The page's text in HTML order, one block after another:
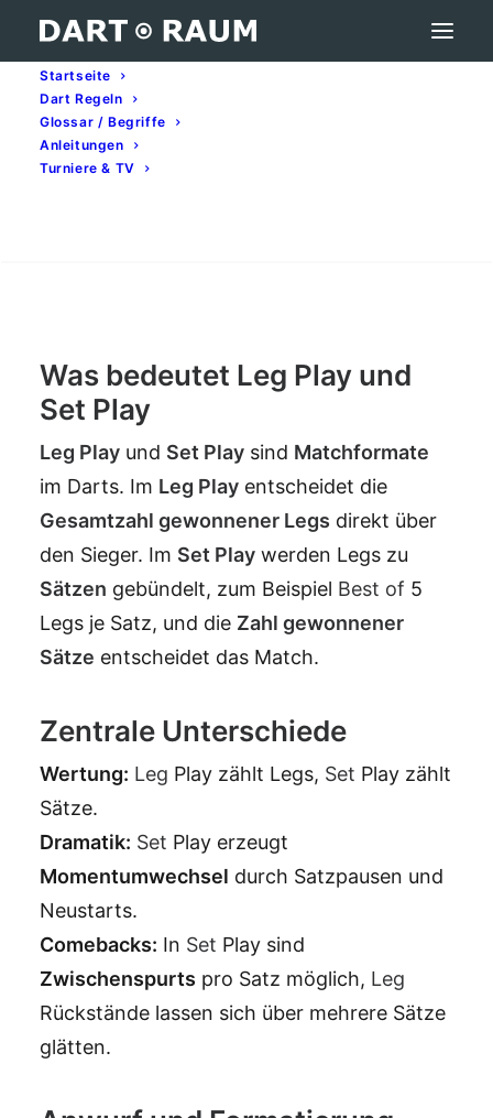
Startseite
Dart Regeln
Glossar / Begriffe
Anleitungen
Turniere & TV
Leg Play vs. Set Play – Darts-Begriff erklärt
Home
Darts-Glossar (A–Z): Begriffe & Bedeutung
Leg Play vs. Set Play – Darts-Begriff erklärt
Was bedeutet Leg Play und
Set Play
Leg Play und Set Play sind Matchformate
im Darts. Im Leg Play entscheidet die
Gesamtzahl gewonnener Legs direkt über
den Sieger. Im Set Play werden Legs zu
Sätzen gebündelt, zum Beispiel Best of 5
Legs je Satz, und die Zahl gewonnener
Sätze entscheidet das Match.
Zentrale Unterschiede
Wertung: Leg Play zählt Legs, Set Play zählt
Sätze.
Dramatik: Set Play erzeugt
Momentumwechsel durch Satzpausen und
Neustarts.
Comebacks: In Set Play sind
Zwischenspurts pro Satz möglich, Leg
Rückstände lassen sich über mehrere Sätze
glätten.